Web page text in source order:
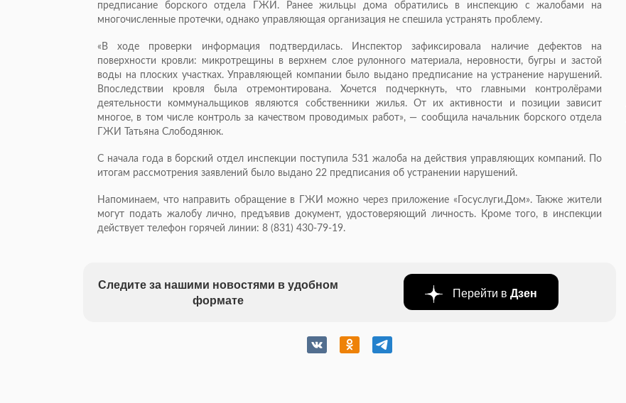
предписание борского отдела ГЖИ. Ранее жильцы дома обратились в инспекцию с жалобами на
многочисленные протечки, однако управляющая организация не спешила устранять проблему.
«В ходе проверки информация подтвердилась. Инспектор зафиксировала наличие дефектов на
поверхности кровли: микротрещины в верхнем слое рулонного материала, неровности, бугры и застой
воды на плоских участках. Управляющей компании было выдано предписание на устранение нарушений.
Впоследствии кровля была отремонтирована. Хочется подчеркнуть, что главными контролёрами
деятельности коммунальщиков являются собственники жилья. От их активности и позиции зависит
многое, в том числе контроль за качеством проводимых работ», — сообщила начальник борского отдела
ГЖИ Татьяна Слободянюк.
С начала года в борский отдел инспекции поступила 531 жалоба на действия управляющих компаний. По
итогам рассмотрения заявлений было выдано 22 предписания об устранении нарушений.
Напоминаем, что направить обращение в ГЖИ можно через приложение «Госуслуги.Дом». Также жители
могут подать жалобу лично, предъявив документ, удостоверяющий личность. Кроме того, в инспекции
действует телефон горячей линии: 8 (831) 430-79-19.
Следите за нашими новостями в удобном
формате
Перейти в Дзен